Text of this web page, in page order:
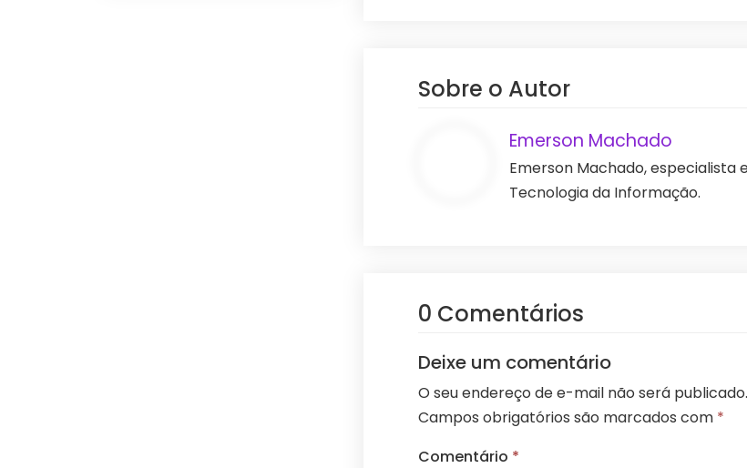
Sobre o Autor
Emerson Machado
Emerson Machado,
Tecnologia da Informação.
0 Comentários
Deixe um comentário
O seu endereço de e-mail não será publicado.
Campos obrigatórios são marcados com *
Comentário *